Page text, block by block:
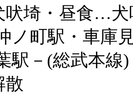
吠埼・昼食…犬
ノ町駅・車庫
駅－ (総武本線)
散